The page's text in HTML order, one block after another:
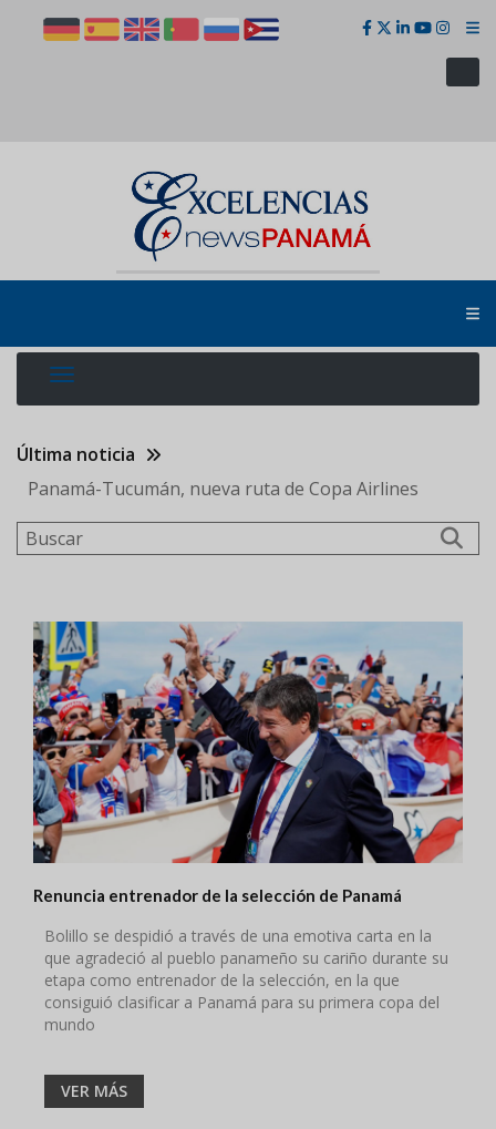
Última noticia
Panamá-Tucumán, nueva ruta de Copa Airlines
Buscar
Renuncia entrenador de la selección de Panamá
Bolillo se despidió a través de una emotiva carta en la
que agradeció al pueblo panameño su cariño durante su
etapa como entrenador de la selección, en la que
consiguió clasificar a Panamá para su primera copa del
mundo
VER MÁS